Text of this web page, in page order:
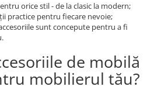
orice stil - de la clasic la modern;
practice pentru fiecare nevoie;
sunt concepute pentru a fi
de mobilă
mobilierul tău?